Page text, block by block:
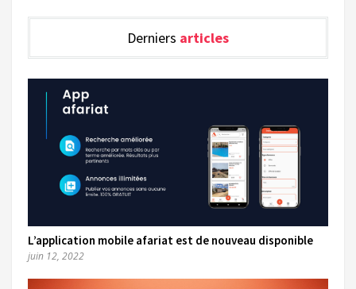
Derniers articles
L’application mobile afariat est de nouveau disponible
juin 12, 2022